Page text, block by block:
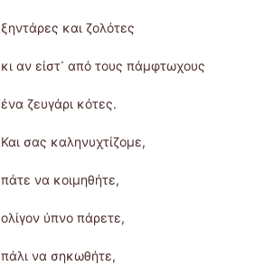
ξηντάρες και ζολότες
κι αν είστ᾿ από τους πάμφτωχους
ένα ζευγάρι κότες.
Και σας καληνυχτίζομε,
πάτε να κοιμηθήτε,
ολίγον ύπνο πάρετε,
πάλι να σηκωθήτε,